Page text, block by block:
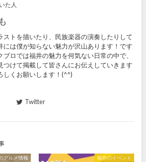
た人
ストを描いたり、民族楽器の演奏したりして
には僕が知らない魅力が沢山あります！です
ブロでは福井の魅力を何気ない日常の中で、
つけて掲載して皆さんにお伝えしていきます
しくお願いします！(^^)
Twitter
グルメ情報 福井のイベント